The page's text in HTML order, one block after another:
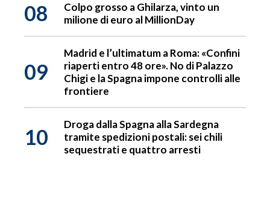
08
Colpo grosso a Ghilarza, vinto un
milione di euro al MillionDay
09
Madrid e l’ultimatum a Roma: «Confini
riaperti entro 48 ore». No di Palazzo
Chigi e la Spagna impone controlli alle
frontiere
10
Droga dalla Spagna alla Sardegna
tramite spedizioni postali: sei chili
sequestrati e quattro arresti